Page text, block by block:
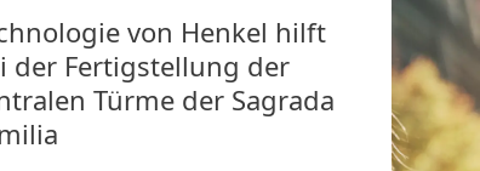
150 JAHRE HENKELvon Henkel hilft
der Fertigstellung der
Türme der Sagrada